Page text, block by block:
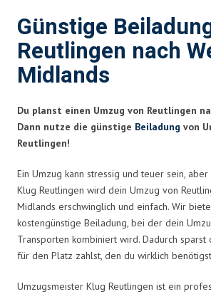
Günstige
Reutlingen nach
Midlands
Du planst einen Umzug von Reutlingen
Dann nutze die günstige Beiladung von
Reutlingen!
Ein Umzug kann stressig und teuer sein,
Klug Reutlingen wird dein Umzug von
Midlands erschwinglich und einfach. Wir
kostengünstige Beiladung, bei der dein
Transporten kombiniert wird. Dadurch sparst
für den Platz zahlst, den du wirklich
Umzugsmeister Klug Reutlingen ist ein